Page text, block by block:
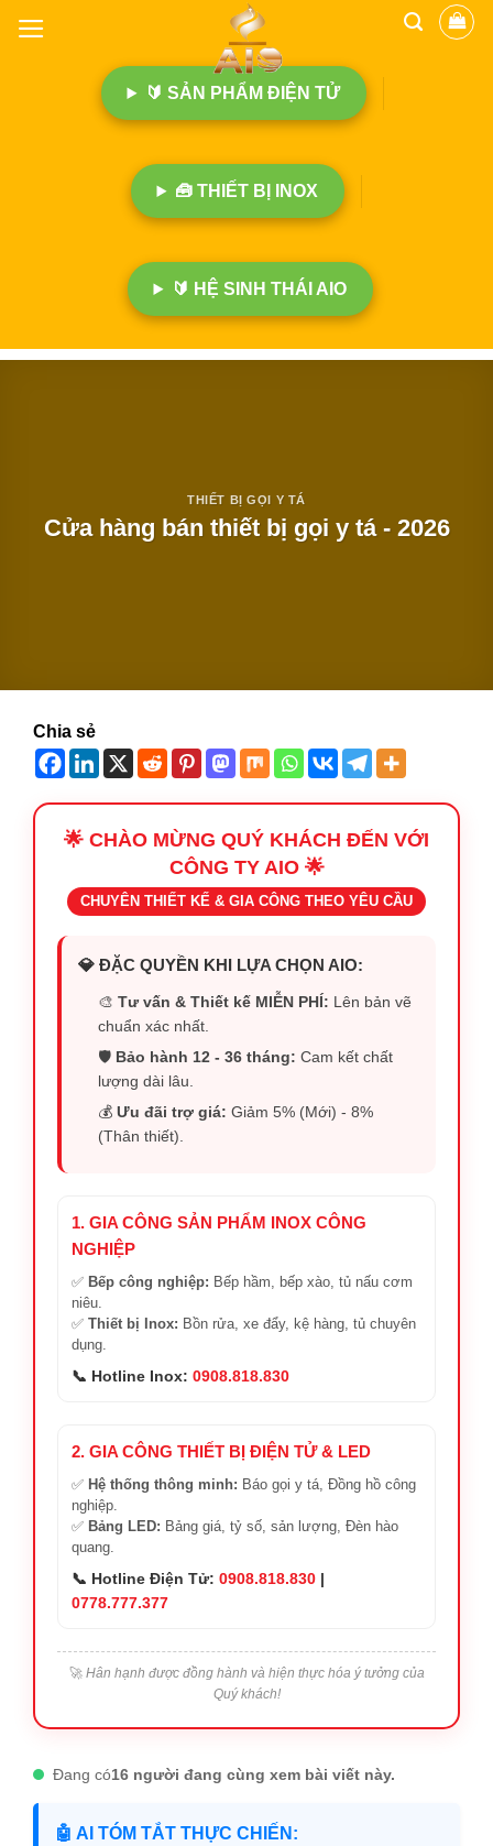
🔰 SẢN PHẨM ĐIỆN TỬ
🧰 THIẾT BỊ INOX
🔰 HỆ SINH THÁI AIO
THIẾT BỊ GỌI Y TÁ
Cửa hàng bán thiết bị gọi y tá - 2026
Chia sẻ
🌟 CHÀO MỪNG QUÝ KHÁCH ĐẾN VỚI
CÔNG TY AIO 🌟
CHUYÊN THIẾT KẾ & GIA CÔNG THEO YÊU CẦU
💎 ĐẶC QUYỀN KHI LỰA CHỌN AIO:
🎨Tư vấn & Thiết kế MIỄN PHÍ: Lên bản vẽ
chuẩn xác nhất.
🛡️ Bảo hành 12 - 36 tháng: Cam kết chất
lượng dài lâu.
💰Ưu đãi trợ giá: Giảm 5% (Mới) - 8%
(Thân thiết).
1. GIA CÔNG SẢN PHẨM INOX CÔNG
NGHIỆP
✅ Bếp công nghiệp: Bếp hầm, bếp xào, tủ nấu cơm
niêu.
✅ Thiết bị Inox: Bồn rửa, xe đẩy, kệ hàng, tủ chuyên
dụng.
📞 Hotline Inox: 0908.818.830
2. GIA CÔNG THIẾT BỊ ĐIỆN TỬ & LED
✅ Hệ thống thông minh: Báo gọi y tá, Đồng hồ công
nghiệp.
✅ Bảng LED: Bảng giá, tỷ số, sản lượng, Đèn hào
quang.
📞 Hotline Điện Tử: 0908.818.830 |
0778.777.377
🚀 Hân hạnh được đồng hành và hiện thực hóa ý tưởng của
Quý khách!
Đang có16 người đang cùng xem bài viết này.
🤖 AI TÓM TẮT THỰC CHIẾN: